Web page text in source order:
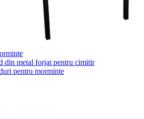
din metal forjat pentru cimitir
pentru morminte